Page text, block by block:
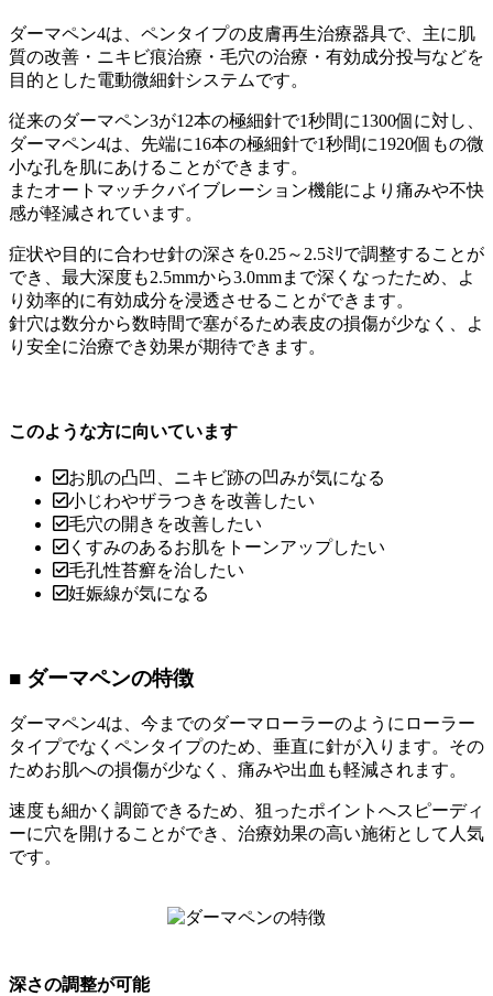
ダーマペン4は、ペンタイプの皮膚再生治療器具で、主に肌
質の改善・ニキビ痕治療・毛穴の治療・有効成分投与などを
目的とした電動微細針システムです。
従来のダーマペン3が12本の極細針で1秒間に1300個に対し、
ダーマペン4は、先端に16本の極細針で1秒間に1920個もの微
小な孔を肌にあけることができます。
またオートマッチクバイブレーション機能により痛みや不快
感が軽減されています。
症状や目的に合わせ針の深さを0.25～2.5ﾐﾘで調整することが
でき、最大深度も2.5mmから3.0mmまで深くなったため、よ
り効率的に有効成分を浸透させることができます。
針穴は数分から数時間で塞がるため表皮の損傷が少なく、よ
り安全に治療でき効果が期待できます。
このような方に向いています
お肌の凸凹、ニキビ跡の凹みが気になる
小じわやザラつきを改善したい
毛穴の開きを改善したい
くすみのあるお肌をトーンアップしたい
毛孔性苔癬を治したい
妊娠線が気になる
■ ダーマペンの特徴
ダーマペン4は、今までのダーマローラーのようにローラー
タイプでなくペンタイプのため、垂直に針が入ります。その
ためお肌への損傷が少なく、痛みや出血も軽減されます。
速度も細かく調節できるため、狙ったポイントへスピーディ
ーに穴を開けることができ、治療効果の高い施術として人気
です。
深さの調整が可能